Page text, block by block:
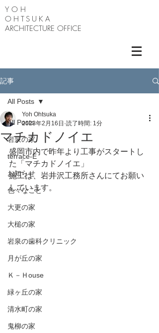
Y O H
OHTSUKA
ARCHITECTURE OFFICE
記事
All Posts
岩泉の家
terrace-E
お知らせ
色々なこと
大更の家
大槌の家
岩泉の歯科クリニック
月が丘の家
Ｋ－Ｈouse
緑ヶ丘の家
清水町の家
鬼柳の家
All Posts
マチカドノイエ
Yoh Ohtsuka
2023年2月16日 読了時間: 1分
盛岡市内で昨年より工事がスタートし
た「マチカドノイエ」
施工は、岩井沢工務所さんにてお願い
しています。